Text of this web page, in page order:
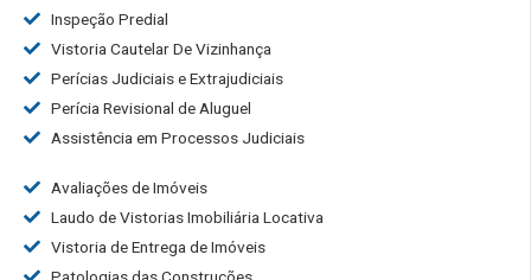
Inspeção Predial
Vistoria Cautelar De Vizinhança
Perícias Judiciais e Extrajudiciais
Perícia Revisional de Aluguel
Assistência em Processos Judiciais
Avaliações de Imóveis
Laudo de Vistorias Imobiliária Locativa
Vistoria de Entrega de Imóveis